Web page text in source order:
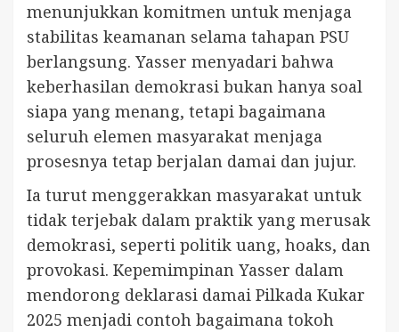
menunjukkan komitmen untuk menjaga
stabilitas keamanan selama tahapan PSU
berlangsung. Yasser menyadari bahwa
keberhasilan demokrasi bukan hanya soal
siapa yang menang, tetapi bagaimana
seluruh elemen masyarakat menjaga
prosesnya tetap berjalan damai dan jujur.
Ia turut menggerakkan masyarakat untuk
tidak terjebak dalam praktik yang merusak
demokrasi, seperti politik uang, hoaks, dan
provokasi. Kepemimpinan Yasser dalam
mendorong deklarasi damai Pilkada Kukar
2025 menjadi contoh bagaimana tokoh